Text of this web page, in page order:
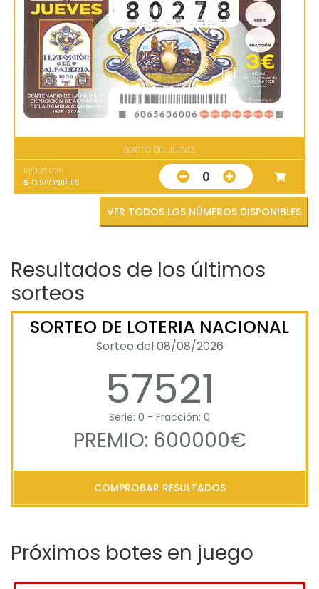
SORTEO DEL JUEVES
13/08/2026
5 DISPONIBLES 0
VER TODOS LOS NÚMEROS DISPONIBLES
Resultados de los últimos
sorteos
SORTEO DE LOTERIA NACIONAL
Sorteo del 08/08/2026
57521
Serie: 0 - Fracción: 0
PREMIO: 600000€
COMPROBAR RESULTADOS
Próximos botes en juego